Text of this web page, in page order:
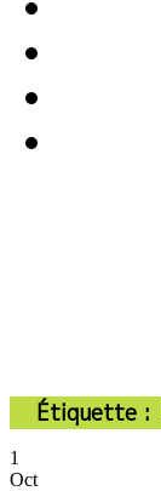
Étiquette :
1
Oct